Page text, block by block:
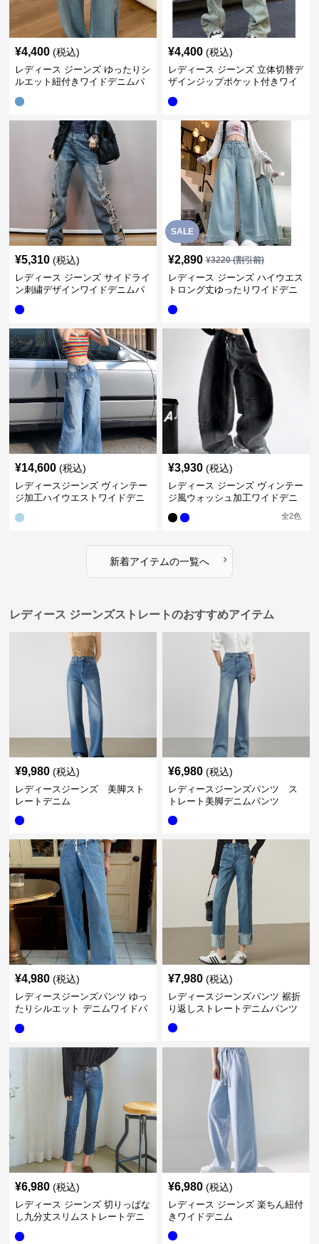
¥4,400 (税込)
レディース ジーンズ ゆったりシ
ルエット紐付きワイドデニムパ
¥4,400 (税込)
レディース ジーンズ 立体切替デ
ザインジップポケット付きワイ
¥5,310 (税込)
レディース ジーンズ サイドライ
ン刺繍デザインワイドデニムパ
SALE
¥2,890 ¥3220(割引前)
レディース ジーンズ ハイウエス
トロング丈ゆったりワイドデニ
¥14,600 (税込)
レディースジーンズ ヴィンテー
ジ加工ハイウエストワイドデニ
¥3,930 (税込)
レディース ジーンズ ヴィンテー
ジ風ウォッシュ加工ワイドデニ
全2色
新着アイテムの一覧へ ›
レディース ジーンズストレートのおすすめアイテム
¥9,980 (税込)
レディースジーンズ 美脚スト
レートデニム
¥6,980 (税込)
レディースジーンズパンツ ス
トレート美脚デニムパンツ
¥4,980 (税込)
レディースジーンズパンツ ゆっ
たりシルエット デニムワイドパ
¥7,980 (税込)
レディースジーンズパンツ 裾折
り返しストレートデニムパンツ
¥6,980 (税込)
レディース ジーンズ 切りっぱな
し九分丈スリムストレートデニ
¥6,980 (税込)
レディース ジーンズ 楽ちん紐付
きワイドデニム